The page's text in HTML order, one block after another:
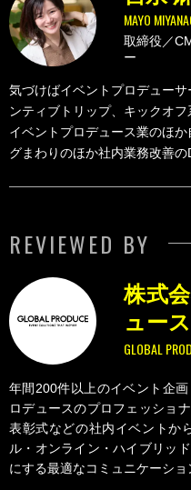
MAYO
取締役／
ー
気づけばイベントプロデュー
ンティブトリップ、キックオフ
イベントプロデュース業のほ
グまわりのほか社内業務改善の
REVIEWED BY
GLOBAL
株式
ュース
年間200件以上のイベント企
ロデュースのプロフェッショ
表彰式などの社内イベントか
ル・オンライン・ハイブリッ
にする最適なコミュニケーショ